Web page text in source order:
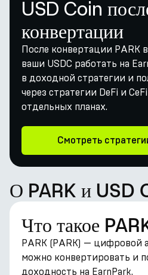
USD Coin
конвертации
После конвертации PARK
ваши USDC работать на
в доходной стратегии и
через стратегии DeFi и
отдельных планах.
Смотреть
О PARK и USD
Что такое
PARK (PARK) — цифровой
можно конвертировать и
доходность на EarnPark.